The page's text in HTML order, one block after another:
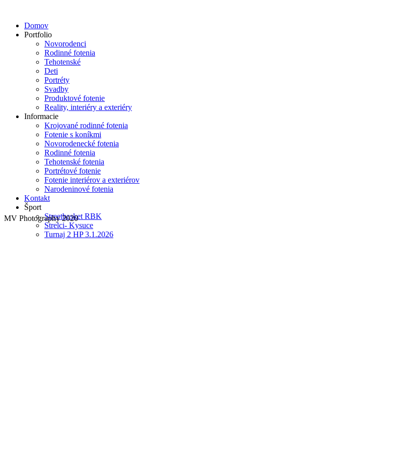
Domov
Portfolio
Novorodenci
Rodinné fotenia
Tehotenské
Deti
Portréty
Svadby
Produktové fotenie
Reality, interiéry a exteriéry
Informacie
Krojované rodinné fotenia
Fotenie s koníkmi
Novorodenecké fotenia
Rodinné fotenia
Tehotenské fotenia
Portrétové fotenie
Fotenie interiérov a exteriérov
Narodeninové fotenia
Kontakt
Šport
Streetbasket RBK
Strelci- Kysuce
Turnaj 2 HP 3.1.2026
MV Photography 2020